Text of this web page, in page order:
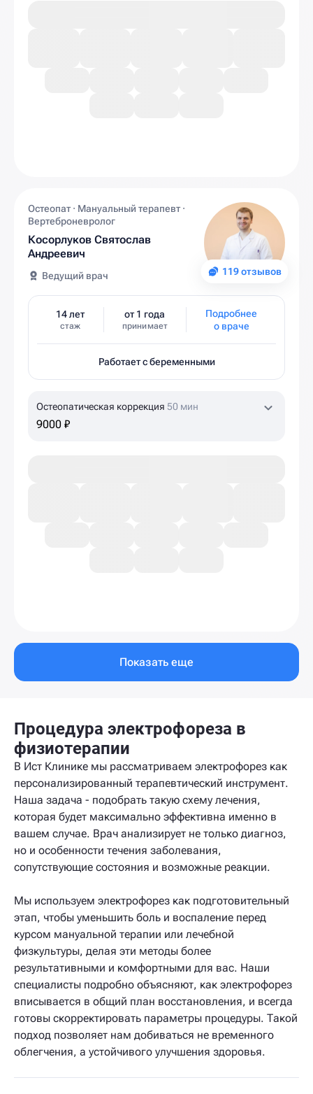
119 отзывов
Остеопат · Мануальный терапевт ·
Вертеброневролог
Косорлуков Святослав
Андреевич
Ведущий врач
14 лет
стаж
от 1 года
принимает
Подробнее
о враче
Работает с беременными
Остеопатическая коррекция 50 мин
9000 ₽
Показать еще
Процедура электрофореза в
физиотерапии
В Ист Клинике мы рассматриваем электрофорез как
персонализированный терапевтический инструмент.
Наша задача - подобрать такую схему лечения,
которая будет максимально эффективна именно в
вашем случае. Врач анализирует не только диагноз,
но и особенности течения заболевания,
сопутствующие состояния и возможные реакции.
Мы используем электрофорез как подготовительный
этап, чтобы уменьшить боль и воспаление перед
курсом мануальной терапии или лечебной
физкультуры, делая эти методы более
результативными и комфортными для вас. Наши
специалисты подробно объясняют, как электрофорез
вписывается в общий план восстановления, и всегда
готовы скорректировать параметры процедуры. Такой
подход позволяет нам добиваться не временного
облегчения, а устойчивого улучшения здоровья.